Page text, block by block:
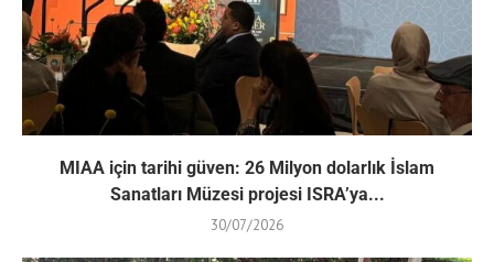
MIAA için tarihi güven: 26 Milyon dolarlık İslam
Sanatları Müzesi projesi ISRA’ya...
30/07/2026